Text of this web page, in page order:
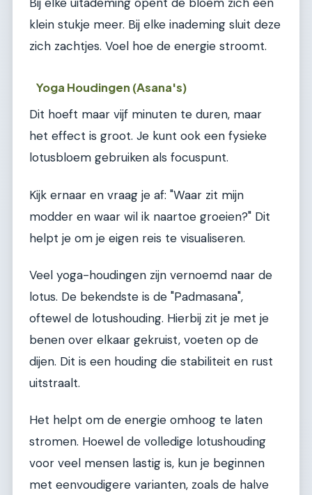
klein stukje meer. Bij elke inademing sluit deze
zich zachtjes. Voel hoe de energie stroomt.
Yoga Houdingen (Asana's)
Dit hoeft maar vijf minuten te duren, maar
het effect is groot. Je kunt ook een fysieke
lotusbloem gebruiken als focuspunt.
Kijk ernaar en vraag je af: "Waar zit mijn
modder en waar wil ik naartoe groeien?" Dit
helpt je om je eigen reis te visualiseren.
Veel yoga-houdingen zijn vernoemd naar de
lotus. De bekendste is de "Padmasana",
oftewel de lotushouding. Hierbij zit je met je
benen over elkaar gekruist, voeten op de
dijen. Dit is een houding die stabiliteit en rust
uitstraalt.
Het helpt om de energie omhoog te laten
stromen. Hoewel de volledige lotushouding
voor veel mensen lastig is, kun je beginnen
met eenvoudigere varianten, zoals de halve